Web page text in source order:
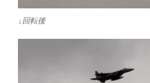
↓回転後